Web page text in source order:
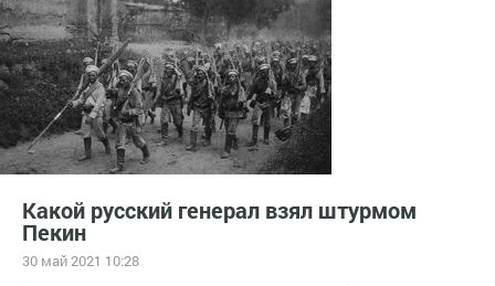
Какой русский генерал взял штурмом
Пекин
30 май 2021 10:28